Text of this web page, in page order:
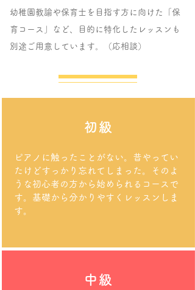
幼稚園教諭や保育士を目指す方に向けた「保
育コース」など、目的に特化したレッスンも
別途ご用意しています。（応相談）
初級
ピアノに触ったことがない。昔やってい
たけどすっかり忘れてしまった。そのよ
うな初心者の方から始められるコースで
す。 基礎から分かりやすくレッスンしま
す。
中級